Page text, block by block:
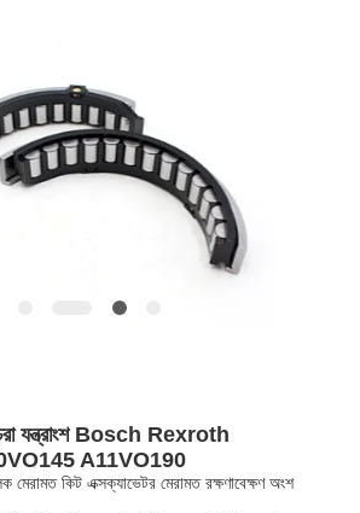
যন্ত্রাংশ Bosch Rexroth
A11VO190
মেরামত কিট এক্সক্যাভেটর মেরামত রক্ষণাবেক্ষণ অংশ